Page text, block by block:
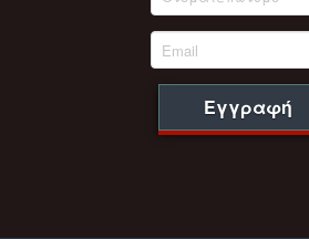
Εγγραφή